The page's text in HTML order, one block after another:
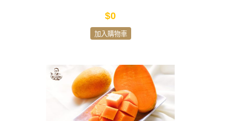
$0
加入購物車